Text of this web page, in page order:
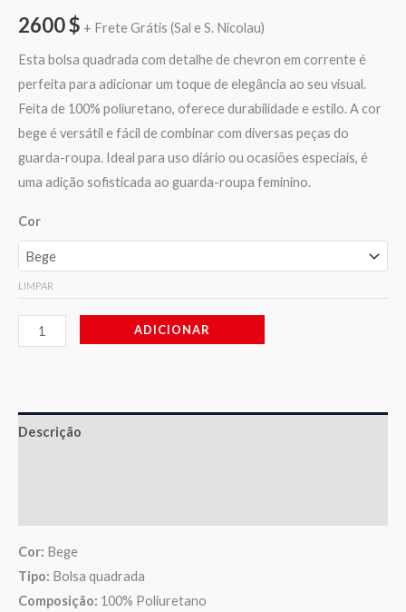
2600$ + Frete Grátis (Sal e S. Nicolau)
Esta bolsa quadrada com detalhe de chevron em corrente é
perfeita para adicionar um toque de elegância ao seu visual.
Feita de 100% poliuretano, oferece durabilidade e estilo. A cor
bege é versátil e fácil de combinar com diversas peças do
guarda-roupa. Ideal para uso diário ou ocasiões especiais, é
uma adição sofisticada ao guarda-roupa feminino.
Cor
LIMPAR
ADICIONAR
Descrição
Cor: Bege
Tipo: Bolsa quadrada
Composição: 100% Poliuretano